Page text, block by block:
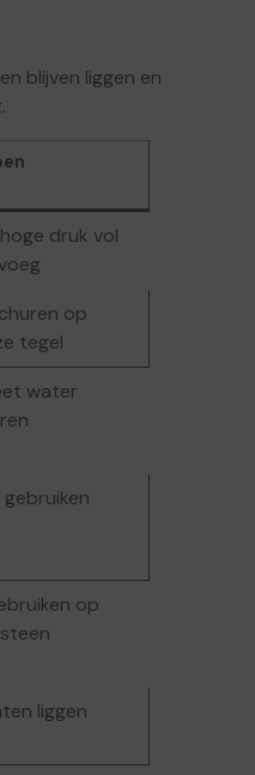
blijven liggen en
druk vol
op
tegel
water
op
liggen